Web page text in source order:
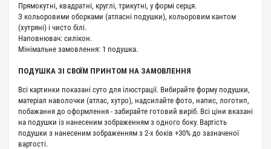
Прямокутні, квадратні, круглі, трикутні, у формі серця.
З кольоровими оборками (атласні подушки), кольоровим кантом
(хутряні) і чисто білі.
Наповнювач: силікон.
Мінімальне замовлення: 1 подушка.
ПОДУШКА ЗІ СВОЇМ ПРИНТОМ НА ЗАМОВЛЕННЯ
Всі картинки показані суто для ілюстрації. Вибирайте форму подушки,
матеріал наволочки (атлас, хутро), надсилайте фото, напис, логотип,
побажання до оформлення - забирайте готовий виріб. Всі ціни вказані
на подушки із нанесеним зображенням з одного боку. Вартість
подушки з нанесеним зображенням з 2-х боків +30% до зазначеної
вартості.